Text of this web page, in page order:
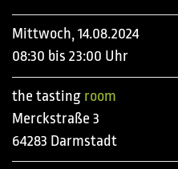
Mittwoch, 14.08.2024
08:30 bis 23:00 Uhr
the tasting room
Merckstraße 3
64283 Darmstadt